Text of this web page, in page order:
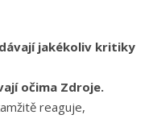
jakékoliv kritiky
očima Zdroje.
reaguje,